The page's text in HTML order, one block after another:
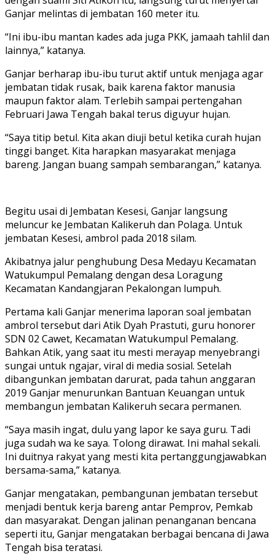
Ganjar melintas di jembatan 160 meter itu.
“Ini ibu-ibu mantan kades ada juga PKK, jamaah tahlil dan
lainnya,” katanya.
Ganjar berharap ibu-ibu turut aktif untuk menjaga agar
jembatan tidak rusak, baik karena faktor manusia
maupun faktor alam. Terlebih sampai pertengahan
Februari Jawa Tengah bakal terus diguyur hujan.
“Saya titip betul. Kita akan diuji betul ketika curah hujan
tinggi banget. Kita harapkan masyarakat menjaga
bareng. Jangan buang sampah sembarangan,” katanya.
Begitu usai di Jembatan Kesesi, Ganjar langsung
meluncur ke Jembatan Kalikeruh dan Polaga. Untuk
jembatan Kesesi, ambrol pada 2018 silam.
Akibatnya jalur penghubung Desa Medayu Kecamatan
Watukumpul Pemalang dengan desa Loragung
Kecamatan Kandangjaran Pekalongan lumpuh.
Pertama kali Ganjar menerima laporan soal jembatan
ambrol tersebut dari Atik Dyah Prastuti, guru honorer
SDN 02 Cawet, Kecamatan Watukumpul Pemalang.
Bahkan Atik, yang saat itu mesti merayap menyebrangi
sungai untuk ngajar, viral di media sosial. Setelah
dibangunkan jembatan darurat, pada tahun anggaran
2019 Ganjar menurunkan Bantuan Keuangan untuk
membangun jembatan Kalikeruh secara permanen.
“Saya masih ingat, dulu yang lapor ke saya guru. Tadi
juga sudah wa ke saya. Tolong dirawat. Ini mahal sekali.
Ini duitnya rakyat yang mesti kita pertanggungjawabkan
bersama-sama,” katanya.
Ganjar mengatakan, pembangunan jembatan tersebut
menjadi bentuk kerja bareng antar Pemprov, Pemkab
dan masyarakat. Dengan jalinan penanganan bencana
seperti itu, Ganjar mengatakan berbagai bencana di Jawa
Tengah bisa teratasi.